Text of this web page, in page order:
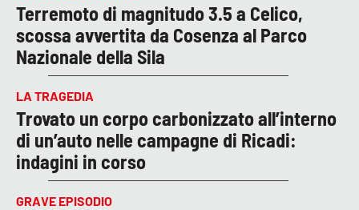
Terremoto di magnitudo 3.5 a Celico,
scossa avvertita da Cosenza al Parco
Nazionale della Sila
LA TRAGEDIA
Trovato un corpo carbonizzato all’interno
di un’auto nelle campagne di Ricadi:
indagini in corso
GRAVE EPISODIO